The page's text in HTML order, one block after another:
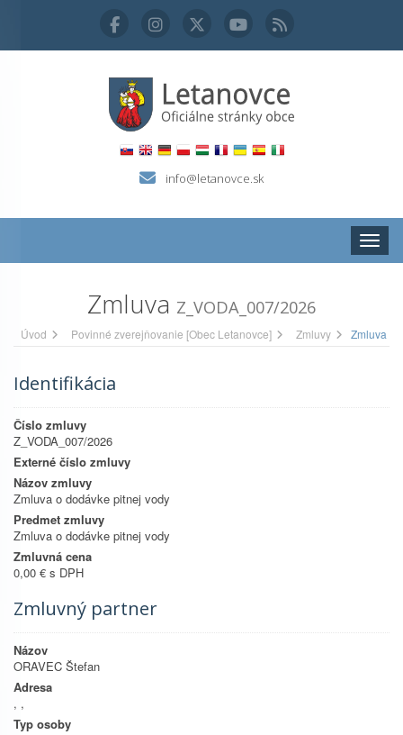
info@letanovce.sk
Zmluva Z_VODA_007/2026
Úvod Povinné zverejňovanie [Obec Letanovce] Zmluvy Zmluva
Identifikácia
Číslo zmluvy
Z_VODA_007/2026
Externé číslo zmluvy
Názov zmluvy
Zmluva o dodávke pitnej vody
Predmet zmluvy
Zmluva o dodávke pitnej vody
Zmluvná cena
0,00 € s DPH
Zmluvný partner
Názov
ORAVEC Štefan
Adresa
, ,
Typ osoby